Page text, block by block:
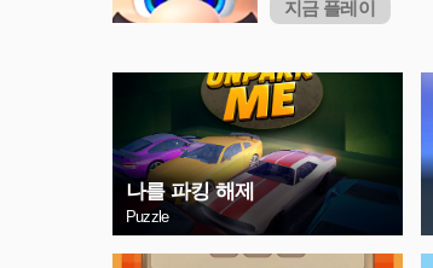
지금 플레이
나를 파킹 해제
Puzzle